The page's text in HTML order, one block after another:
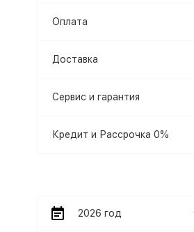
Оплата
Доставка
Сервис и гарантия
Кредит и Рассрочка 0%
2026 год